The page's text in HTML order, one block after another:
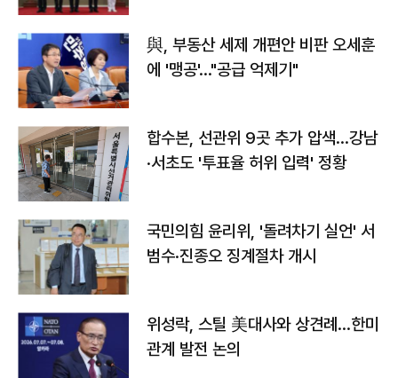
與, 부동산 세제 개편안 비판 오세훈
에 '맹공'…"공급 억제기"
합수본, 선관위 9곳 추가 압색…강남
·서초도 '투표율 허위 입력' 정황
국민의힘 윤리위, '돌려차기 실언' 서
범수·진종오 징계절차 개시
위성락, 스틸 美대사와 상견례…한미
관계 발전 논의